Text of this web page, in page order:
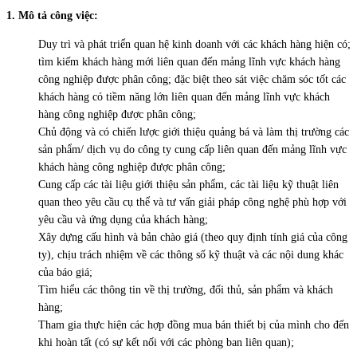
1. Mô tả công việc:
Duy trì và phát triển quan hệ kinh doanh với các khách hàng hiện có;
tìm kiếm khách hàng mới liên quan đến mảng lĩnh vực khách hàng
công nghiệp được phân công; đặc biệt theo sát việc chăm sóc tốt các
khách hàng có tiềm năng lớn liên quan đến mảng lĩnh vực khách
hàng công nghiệp được phân công;
Chủ động và có chiến lược giới thiệu quảng bá và làm thị trường các
sản phẩm/ dịch vụ do công ty cung cấp liên quan đến mảng lĩnh vực
khách hàng công nghiệp được phân công;
Cung cấp các tài liệu giới thiệu sản phẩm, các tài liệu kỹ thuật liên
quan theo yêu cầu cụ thể và tư vấn giải pháp công nghệ phù hợp với
yêu cầu và ứng dụng của khách hàng;
Xây dựng cấu hình và bản chào giá (theo quy định tính giá của công
ty), chịu trách nhiệm về các thông số kỹ thuật và các nội dung khác
của báo giá;
Tìm hiểu các thông tin về thị trường, đối thủ, sản phẩm và khách
hàng;
Tham gia thực hiện các hợp đồng mua bán thiết bị của mình cho đến
khi hoàn tất (có sự kết nối với các phòng ban liên quan);